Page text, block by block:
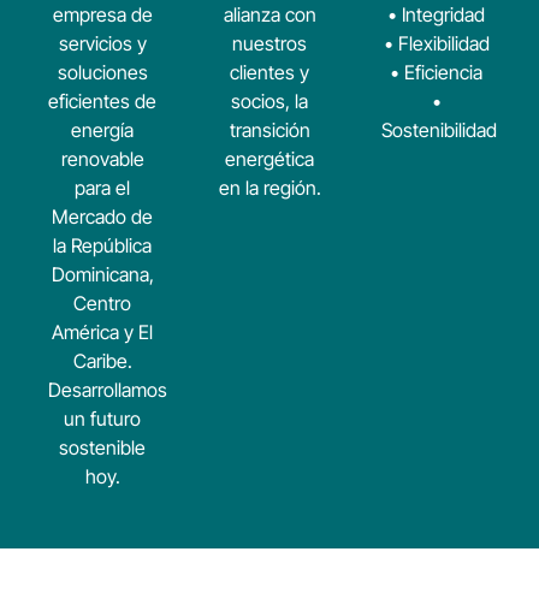
empresa de
servicios y
soluciones
eficientes de
energía
renovable
para el
Mercado de
la República
Dominicana,
Centro
América y El
Caribe.
Desarrollamos
un futuro
sostenible
hoy.
alianza con
nuestros
clientes y
socios, la
transición
energética
en la región.
​ • Integridad
​ • Flexibilidad​
• Eficiencia​
•
Sostenibilidad